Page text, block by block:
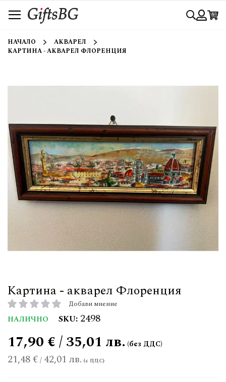
към
съдържанието
Търси
НАЧАЛО
АКВАРЕЛ
КАРТИНА - АКВАРЕЛ ФЛОРЕНЦИЯ
Картина - акварел Флоренция
рейтинг: Добави мнение
НАЛИЧНО SKU 2498
21,48 €/ 42,01 лв.
17,90 € / 35,01 лв.